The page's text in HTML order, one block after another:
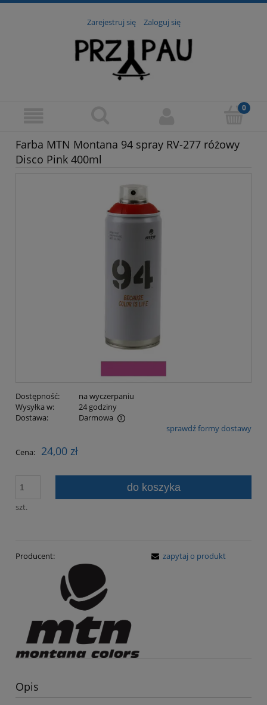
Zarejestruj się Zaloguj się
Farba MTN Montana 94 spray RV-277 różowy
Disco Pink 400ml
Dostępność:
na wyczerpaniu
Wysyłka w:
24 godziny
Dostawa:
Darmowa
Cena nie zawiera ewentualnych kosztów płatnościsprawdź formy dostawy
Cena: 24,00 zł
szt.
do koszyka
Producent: zapytaj o produkt
Opis